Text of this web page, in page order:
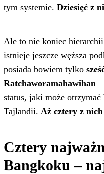
tym systemie. Dziesięć z
Ale to nie koniec
istnieje jeszcze węższa
posiada bowiem tylko
Ratchaworamahawihan
status, jaki może
Tajlandii. Aż cztery z
Cztery
Bangkoku –